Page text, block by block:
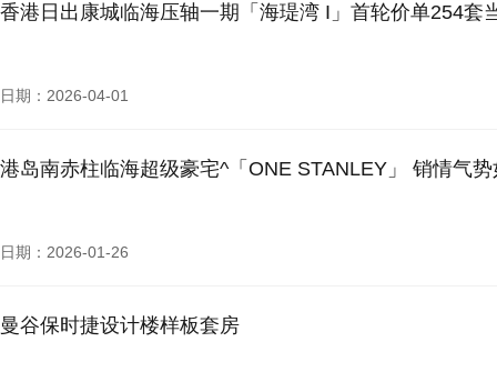
香港日出康城临海压轴一期「海瑅湾 I」首轮价单254套
日期：2026-04-01
港岛南赤柱临海超级豪宅^「ONE STANLEY」 销情气
日期：2026-01-26
曼谷保时捷设计楼样板套房